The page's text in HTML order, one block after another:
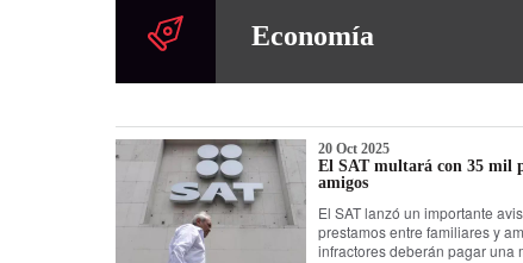
Economía
20 Oct 2025
El SAT multará con 35 mil
amigos
El SAT lanzó un importante
prestamos entre familiares y
infractores deberán pagar una